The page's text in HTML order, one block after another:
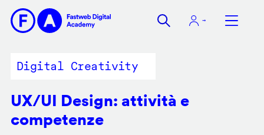
contenuto
Digital Creativity
UX/UI Design: attività e
competenze